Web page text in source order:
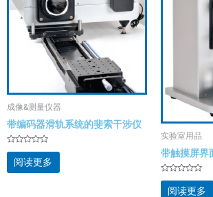
成像&测量仪器
带编码器滑轨系统的斐索干涉仪
评
分
&sol;
阅读更多
实验室用品
带触摸屏界
评
分阅读更多